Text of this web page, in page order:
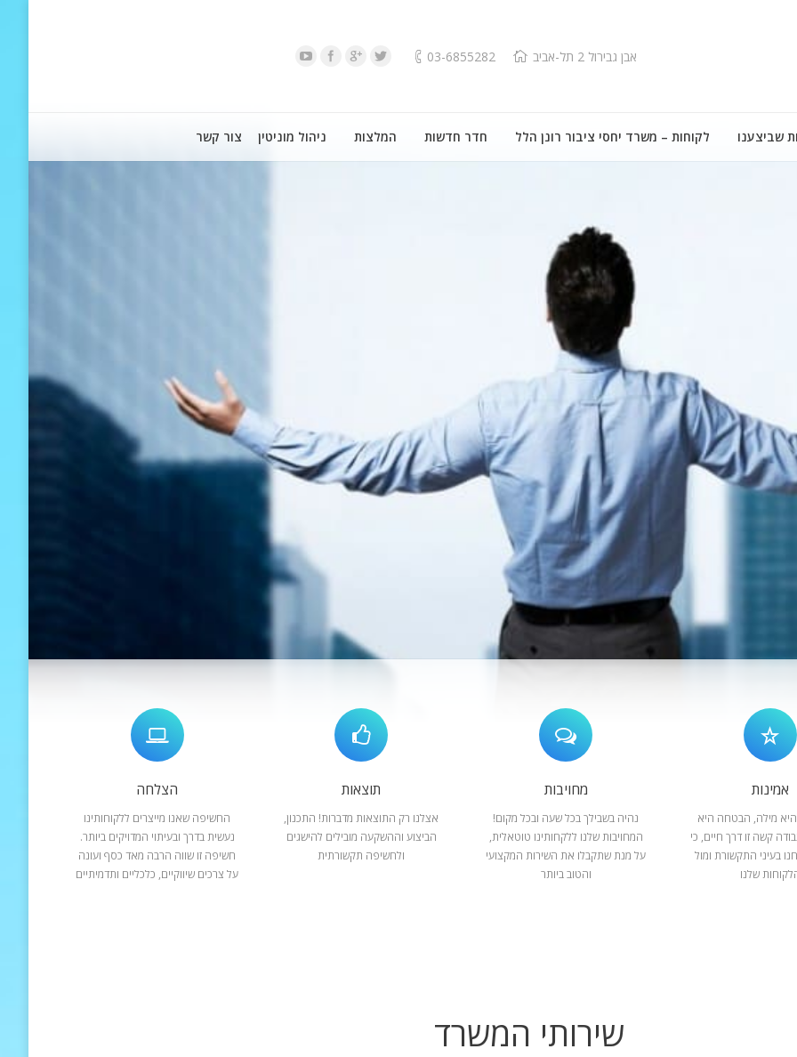
אבן גבירול 2 תל-אביב 03-6855282
שביצענו לקוחות – משרד יחסי ציבור רונן הלל חדר חדשות המלצות ניהול מוניטין צור קשר
אמינות
היא מילה, הבטחה היא
קשה זו דרך חיים, כי
בעיני התקשורת ומול
שלנו
מחויבות
נהיה בשבילך בכל שעה ובכל מקום!
המחויבות שלנו ללקחותינו טוטאלית,
על מנת שתקבלו את השירות המקצועי
והטוב ביותר
תוצאות
אצלנו רק התוצאות מדברות! התכנון,
הביצוע וההשקעה מובילים להישגים
ולחשיפה תקשורתית
הצלחה
החשיפה שאנו מייצרים ללקוחותינו
נעשית בדרך ובעיתוי המדויקים ביותר.
חשיפה זו שווה הרבה מאד כסף ועונה
על צרכים שיווקיים, כלכליים ותדמיתיים
שירותי המשרד